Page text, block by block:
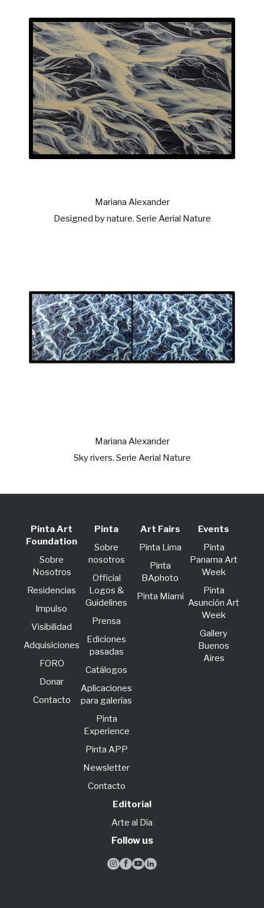
Mariana Alexander
Designed by nature. Serie Aerial Nature
Mariana Alexander
Sky rivers. Serie Aerial Nature
Pinta Art
Foundation
Sobre
Nosotros
Residencias
lmpulso
Visibilidad
Adquisiciones
FORO
Donar
Contacto
Pinta
Sobre
nosotros
Official
Logos &
Guidelines
Prensa
Ediciones
pasadas
Catálogos
Aplicaciones
para galerías
Pinta
Experience
Pinta APP
Newsletter
Contacto
Art Fairs
Pinta Lima
Pinta
BAphoto
Pinta Miami
Events
Pinta
Panama Art
Week
Pinta
Asunción Art
Week
Gallery
Buenos
Aires
Editorial
Arte al Día
Follow us
   